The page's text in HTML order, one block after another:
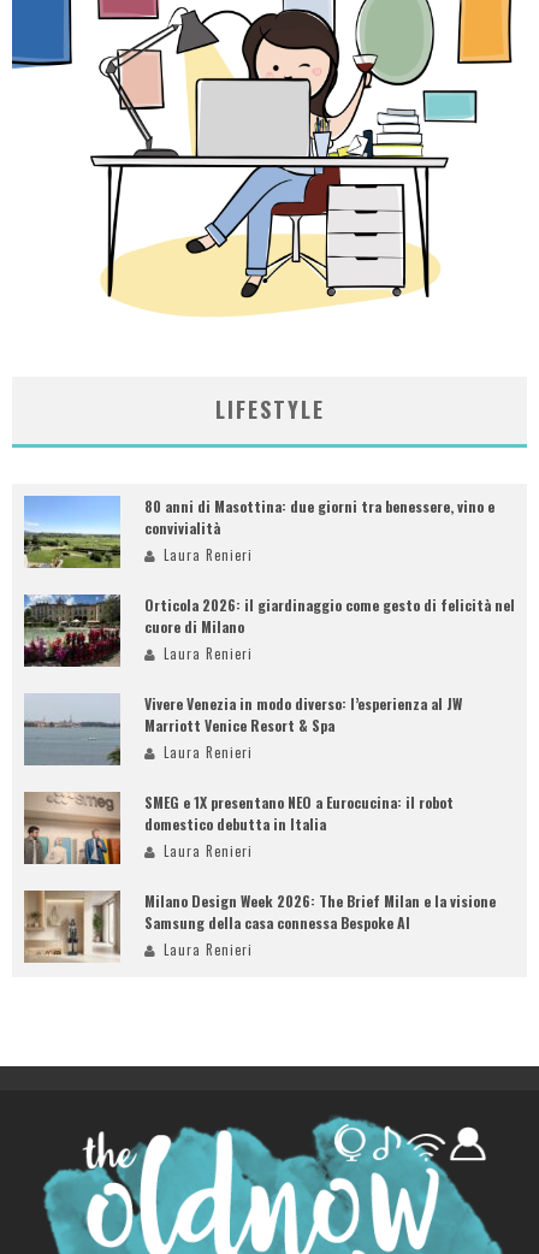
LIFESTYLE
80 anni di Masottina: due giorni tra benessere, vino e
convivialità
Laura Renieri
Orticola 2026: il giardinaggio come gesto di felicità nel
cuore di Milano
Laura Renieri
Vivere Venezia in modo diverso: l’esperienza al JW
Marriott Venice Resort & Spa
Laura Renieri
SMEG e 1X presentano NEO a Eurocucina: il robot
domestico debutta in Italia
Laura Renieri
Milano Design Week 2026: The Brief Milan e la visione
Samsung della casa connessa Bespoke AI
Laura Renieri